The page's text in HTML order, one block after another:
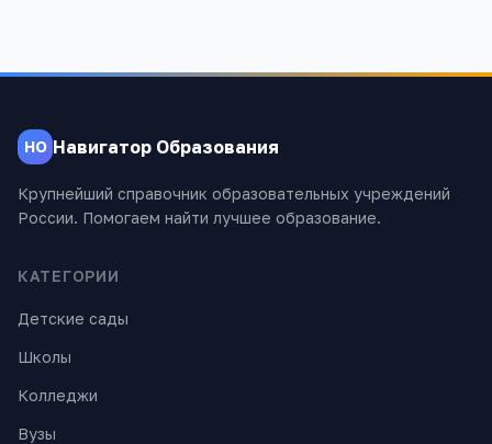
НО Навигатор Образования
Крупнейший справочник образовательных учреждений
России. Помогаем найти лучшее образование.
КАТЕГОРИИ
Детские сады
Школы
Колледжи
Вузы